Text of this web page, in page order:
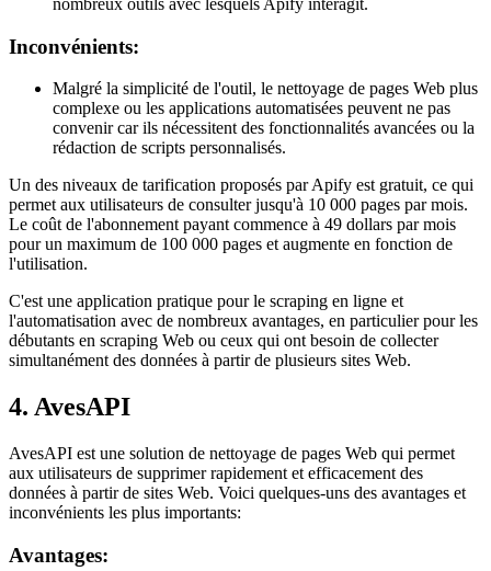
nombreux outils avec lesquels Apify interagit.
Inconvénients:
Malgré la simplicité de l'outil, le nettoyage de pages Web plus
complexe ou les applications automatisées peuvent ne pas
convenir car ils nécessitent des fonctionnalités avancées ou la
rédaction de scripts personnalisés.
Un des niveaux de tarification proposés par Apify est gratuit, ce qui
permet aux utilisateurs de consulter jusqu'à 10 000 pages par mois.
Le coût de l'abonnement payant commence à 49 dollars par mois
pour un maximum de 100 000 pages et augmente en fonction de
l'utilisation.
C'est une application pratique pour le scraping en ligne et
l'automatisation avec de nombreux avantages, en particulier pour les
débutants en scraping Web ou ceux qui ont besoin de collecter
simultanément des données à partir de plusieurs sites Web.
4. AvesAPI
AvesAPI est une solution de nettoyage de pages Web qui permet
aux utilisateurs de supprimer rapidement et efficacement des
données à partir de sites Web. Voici quelques-uns des avantages et
inconvénients les plus importants:
Avantages: